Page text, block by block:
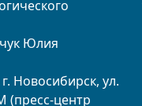
Юлия
Новосибирск, ул.
(пресс-центр